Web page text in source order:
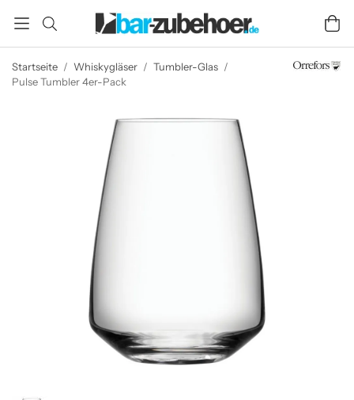
Startseite / Whiskygläser / Tumbler-Glas /
Pulse Tumbler 4er-Pack